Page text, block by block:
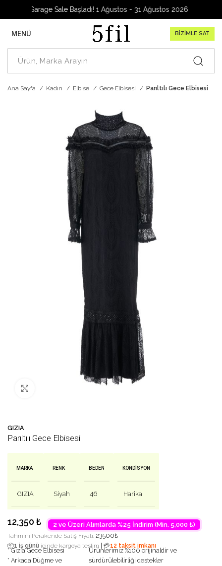
Garage Sale Başladı! 1 Ağustos - 31 Ağustos 2026
MENÜ BİZİMLE SAT
Ana Sayfa Kadın Elbise Gece Elbisesi Parıltılı Gece Elbisesi
GIZIA
Parıltılı Gece Elbisesi
MARKA
GIZIA
RENK
Siyah
BEDEN
46
KONDISYON
Harika
12,350 ₺ 2 ve Üzeri Alımlarda %25 İndirim (Min. 5,000 ₺)
Tahmini Perakende Satış Fiyatı: 23500₺
📦1 iş günü içinde kargoya teslim 💳12 taksit imkanı
* Gizia Gece Elbisesi
* Arkada Düğme ve
Ürünlerimiz %100 orijinaldir ve
sürdürülebilirliği destekler